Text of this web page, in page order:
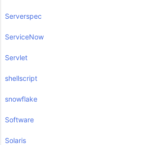
Serverspec
ServiceNow
Servlet
shellscript
snowflake
Software
Solaris